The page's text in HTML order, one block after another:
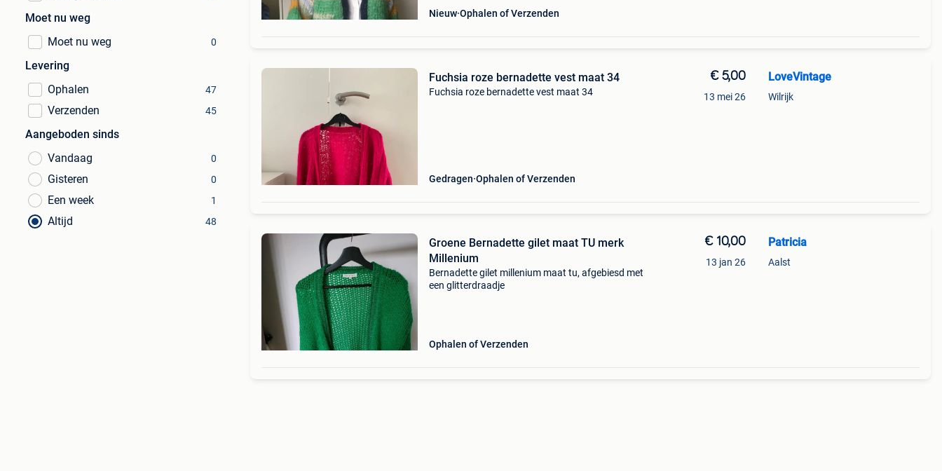
Moet nu weg
Moet nu weg
0
Levering
Ophalen
47
Verzenden 45
Aangeboden sinds
Vandaag
0
Gisteren 0
Een week 1
Altijd 48
Nieuw Ophalen of Verzenden
Fuchsia roze bernadette vest maat 34
Fuchsia roze bernadette vest maat 34
Gedragen Ophalen of Verzenden
€ 5,00
13 mei 26
LoveVintage
Wilrijk
Groene Bernadette gilet maat TU merk
Millenium
Bernadette gilet millenium maat tu, afgebiesd met
een glitterdraadje
Ophalen of Verzenden
€ 10,00
13 jan 26
Patricia
Aalst